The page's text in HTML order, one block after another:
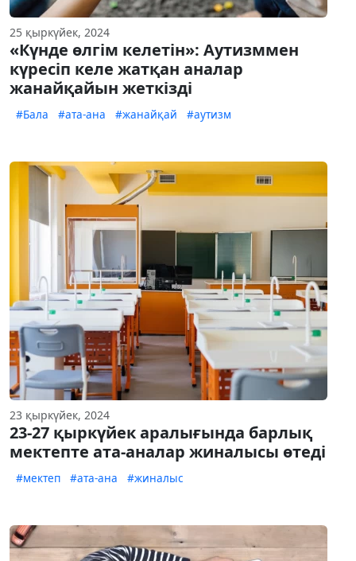
25 қыркүйек, 2024
«Күнде өлгім келетін»: Аутизммен
күресіп келе жатқан аналар
жанайқайын жеткізді
#Бала #ата-ана #жанайқай #аутизм
23 қыркүйек, 2024
23-27 қыркүйек аралығында барлық
мектепте ата-аналар жиналысы өтеді
#мектеп #ата-ана #жиналыс